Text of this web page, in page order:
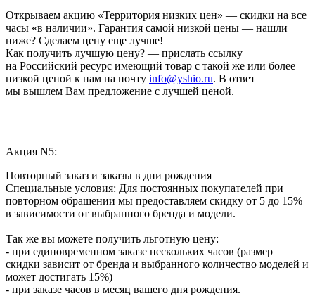
Открываем акцию «Территория низких цен» — скидки на все
часы «в наличии». Гарантия самой низкой цены — нашли
ниже? Сделаем цену еще лучше!
Как получить лучшую цену? — прислать ссылку
на Российский ресурс имеющий товар с такой же или более
низкой ценой к нам на почту info@yshio.ru. В ответ
мы вышлем Вам предложение с лучшей ценой.
Акция N5:
Повторный заказ и заказы в дни рождения
Специальные условия: Для постоянных покупателей при
повторном обращении мы предоставляем скидку от 5 до 15%
в зависимости от выбранного бренда и модели.
Так же вы можете получить льготную цену:
- при единовременном заказе нескольких часов (размер
скидки зависит от бренда и выбранного количество моделей и
может достигать 15%)
- при заказе часов в месяц вашего дня рождения.